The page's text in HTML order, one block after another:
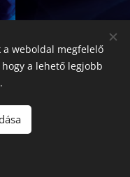
| Minden jog
weboldal megfelelő
a lehető legjobb